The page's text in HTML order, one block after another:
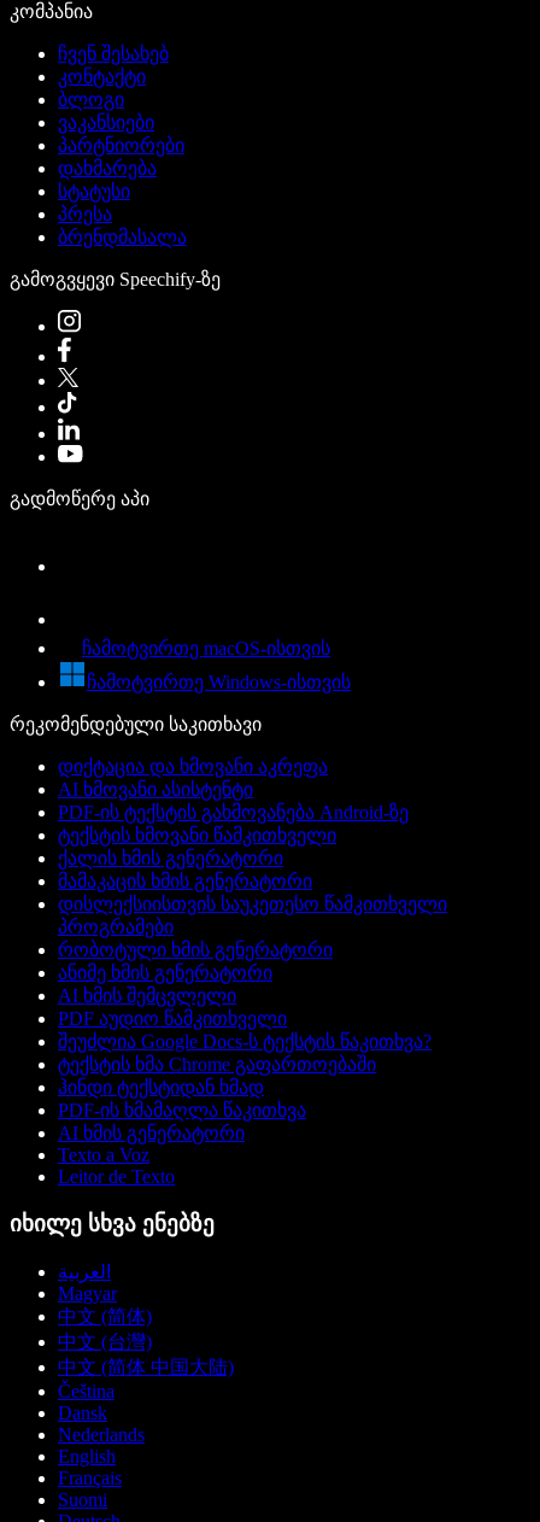
კომპანია
ჩვენ შესახებ
კონტაქტი
ბლოგი
ვაკანსიები
პარტნიორები
დახმარება
სტატუსი
პრესა
ბრენდმასალა
გამოგვყევი Speechify-ზე
გადმოწერე აპი
ჩამოტვირთე macOS-ისთვის
ჩამოტვირთე Windows-ისთვის
რეკომენდებული საკითხავი
დიქტაცია და ხმოვანი აკრეფა
AI ხმოვანი ასისტენტი
PDF-ის ტექსტის გახმოვანება Android-ზე
ტექსტის ხმოვანი წამკითხველი
ქალის ხმის გენერატორი
მამაკაცის ხმის გენერატორი
დისლექსიისთვის საუკეთესო წამკითხველი
პროგრამები
რობოტული ხმის გენერატორი
ანიმე ხმის გენერატორი
AI ხმის შემცვლელი
PDF აუდიო წამკითხველი
შეუძლია Google Docs-ს ტექსტის წაკითხვა?
ტექსტის ხმა Chrome გაფართოებაში
ჰინდი ტექსტიდან ხმად
PDF-ის ხმამაღლა წაკითხვა
AI ხმის გენერატორი
Texto a Voz
Leitor de Texto
იხილე სხვა ენებზე
العربية
Magyar
中文 (简体)
中文 (台灣)
中文 (简体 中国大陆)
Čeština
Dansk
Nederlands
English
Français
Suomi